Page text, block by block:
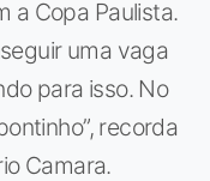
a Copa Paulista.
uma vaga
para isso. No
recorda
Camara.